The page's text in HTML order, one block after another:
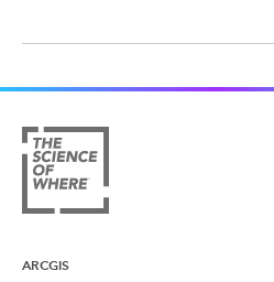
ARCGIS